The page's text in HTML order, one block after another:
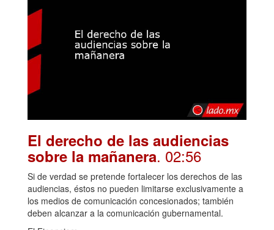
El derecho de las audiencias
sobre la mañanera. 02:56
Si de verdad se pretende fortalecer los derechos de las
audiencias, éstos no pueden limitarse exclusivamente a
los medios de comunicación concesionados; también
deben alcanzar a la comunicación gubernamental.